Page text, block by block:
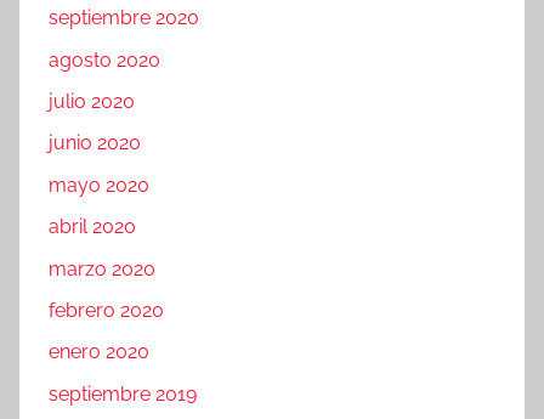
septiembre 2020
agosto 2020
julio 2020
junio 2020
mayo 2020
abril 2020
marzo 2020
febrero 2020
enero 2020
septiembre 2019